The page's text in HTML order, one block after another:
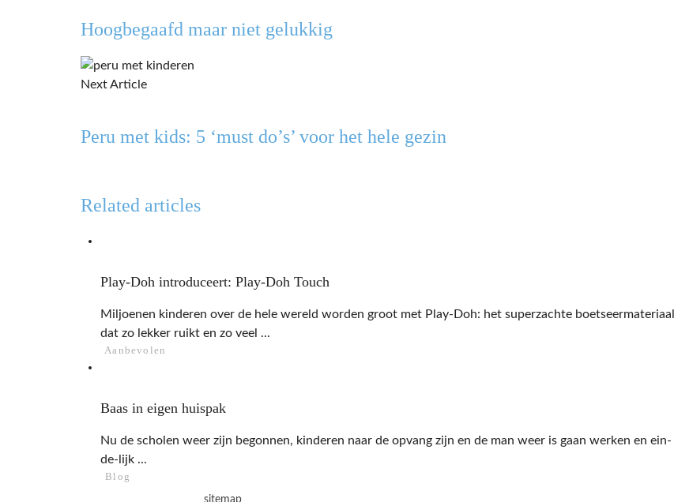
Hoogbegaafd maar niet gelukkig
Next Article
Peru met kids: 5 ‘must do’s’ voor het hele gezin
Related articles
Play-Doh introduceert: Play-Doh Touch
Miljoenen kinderen over de hele wereld worden groot met Play-Doh: het superzachte boetseermateriaal
dat zo lekker ruikt en zo veel ...
Aanbevolen
Baas in eigen huispak
Nu de scholen weer zijn begonnen, kinderen naar de opvang zijn en de man weer is gaan werken en ein-
de-lijk ...
Blog
sitemap